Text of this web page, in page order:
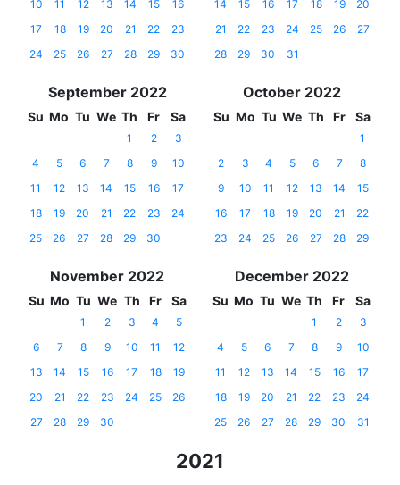
10
11 12 13 14 15
16
17
18 19 20 21 22
23
24
25 26 27 28 29 30
14
15 16 17 18 19
20
21
22 23 24 25 26
27
28
29 30 31
September 2022
Su Mo Tu We Th Fr Sa
1 2
3
4
5 6 7 8 9
10
11
12 13 14 15 16
17
18
19 20 21 22 23
24
25
26 27 28 29 30
October 2022
Su Mo Tu We Th Fr Sa
1
2
3 4 5 6 7
8
9
10 11 12 13 14
15
16
17 18 19 20 21
22
23
24 25 26 27 28 29
November 2022
Su Mo Tu We Th Fr Sa
1 2 3 4
5
6
7 8 9 10 11
12
13
14 15 16 17 18
19
20
21 22 23 24 25
26
27
28 29 30
December 2022
Su Mo Tu We Th Fr Sa
1 2
3
4
5 6 7 8 9
10
11
12 13 14 15 16
17
18
19 20 21 22 23
24
25
26 27 28 29 30 31
2021